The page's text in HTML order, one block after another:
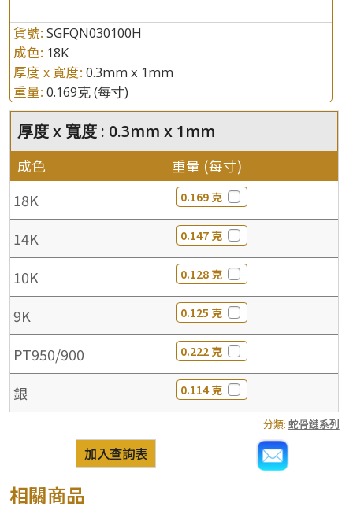
貨號: SGFQN030100H
成色: 18K
厚度 x 寬度: 0.3mm x 1mm
重量: 0.169克(每寸)
厚度 x 寬度 : 0.3mm x 1mm
成色 重量 (每寸)
18K 0.169 克
14K 0.147 克
10K 0.128 克
9K 0.125 克
PT950/900 0.222 克
銀 0.114 克
分類: 蛇骨鏈系列
加入查詢表
相關商品